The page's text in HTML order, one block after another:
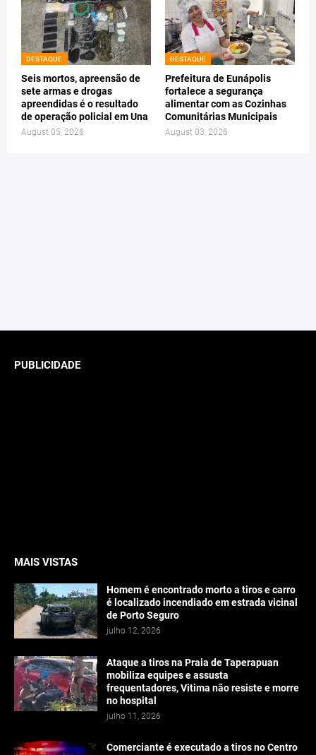
DESTAQUE
Seis mortos, apreensão de
sete armas e drogas
apreendidas é o resultado
de operação policial em Una
August 05, 2026
DESTAQUE
Prefeitura de Eunápolis
fortalece a segurança
alimentar com as Cozinhas
Comunitárias Municipais
August 03, 2026
PUBLICIDADE
MAIS VISTAS
Homem é encontrado morto a tiros e carro
é localizado incendiado em estrada vicinal
de Porto Seguro
julho 12, 2026
Ataque a tiros na Praia de Taperapuan
mobiliza equipes e assusta
frequentadores, Vitima não resiste e morre
no hospital
julho 11, 2026
Comerciante é executado a tiros no Centro